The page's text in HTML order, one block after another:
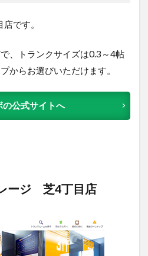
です。
、トランクサイズは0.3～4帖
からお選びいただけます。
の公式サイトへ
ージ 芝4丁目店